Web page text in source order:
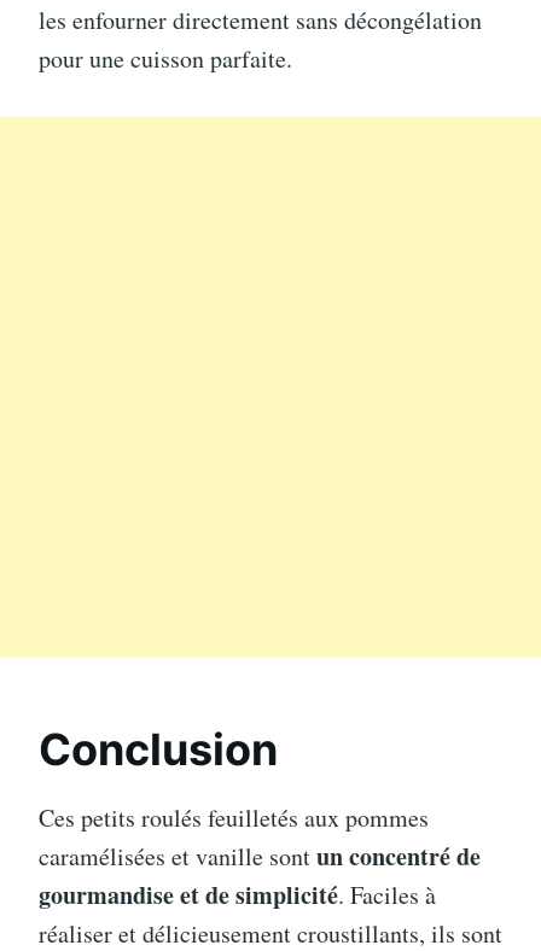
les enfourner directement sans décongélation
pour une cuisson parfaite.
Conclusion
Ces petits roulés feuilletés aux pommes
caramélisées et vanille sontun concentré de
gourmandise et de simplicité. Faciles à
réaliser et délicieusement croustillants, ils sont